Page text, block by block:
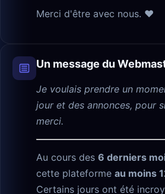
Merci d'être avec nous. ❤️
Un message du
Je voulais prendre un
jour et des annonces, pour
merci.
Au cours des 6 derniers
cette plateforme au moins
Certains jours ont été